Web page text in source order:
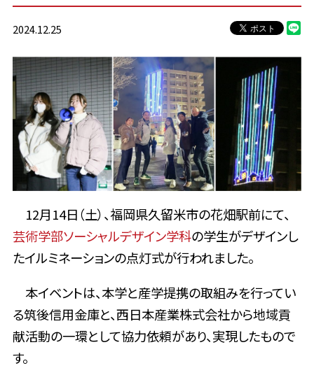
2024.12.25
12月14日（土）、福岡県久留米市の花畑駅前にて、
芸術学部ソーシャルデザイン学科の学生がデザインし
たイルミネーションの点灯式が行われました。
本イベントは、本学と産学提携の取組みを行ってい
る筑後信用金庫と、西日本産業株式会社から地域貢
献活動の一環として協力依頼があり、実現したもので
す。